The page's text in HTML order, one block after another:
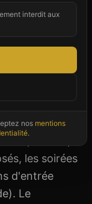
interdit aux
nos mentions
.
Haute-
propre.
couples, des
nous
festive,
les soirées
d'entrée
Le